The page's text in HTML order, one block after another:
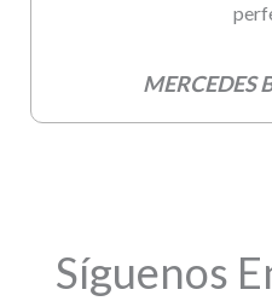
MERCEDES
Síguenos